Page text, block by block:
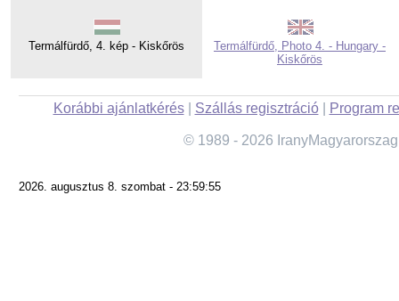
Termálfürdő, 4. kép - Kiskőrös
Termálfürdő, Photo 4. - Hungary -
Kiskőrös
Korábbi ajánlatkérés| Szállás regisztráció| Program
© 1989 - 2026
2026. augusztus 8. szombat - 23:59:55